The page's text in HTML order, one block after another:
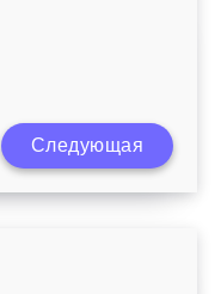
года
Следующая